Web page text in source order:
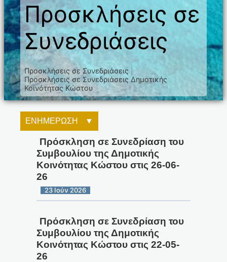
Προσκλήσεις σε
Συνεδριάσεις
Προσκλήσεις σε Συνεδριάσεις
Προσκλήσεις σε Συνεδριάσεις Δημοτικής
Κοινότητας Κώστου
ΕΝΗΜΕΡΩΣΗ
Πρόσκληση σε Συνεδρίαση του
Συμβουλίου της Δημοτικής
Κοινότητας Κώστου στις 26-06-
26
23 Ιούν 2026
Πρόσκληση σε Συνεδρίαση του
Συμβουλίου της Δημοτικής
Κοινότητας Κώστου στις 22-05-
26